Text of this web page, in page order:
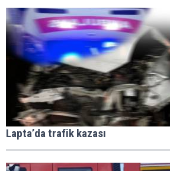
Lapta’da trafik kazası